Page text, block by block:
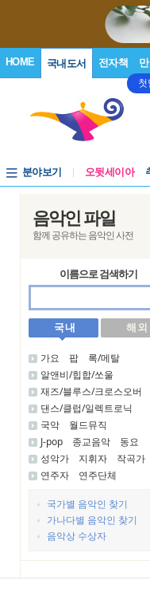
HOME 국내도서 전자책
첫
분야보기 오뒷세이아
음악인 파일
함께 공유하는 음악인 사전
이름으로 검색하기
국 내 해 외
가요 팝
록/메탈
알앤비/힙합/쏘울
재즈/블루스/크로스오버
댄스/클럽/일렉트로닉
국악
월드뮤직
J-pop
종교음악
동요
성악가
지휘자
작곡가
연주자
연주단체
국가별 음악인 찾기
가나다별 음악인 찾기
음악상 수상자